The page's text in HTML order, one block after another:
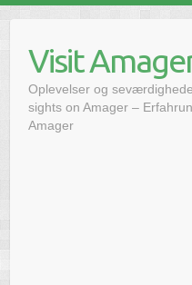
innehållVisit
Oplevelser og
sights on Amager –
Amager